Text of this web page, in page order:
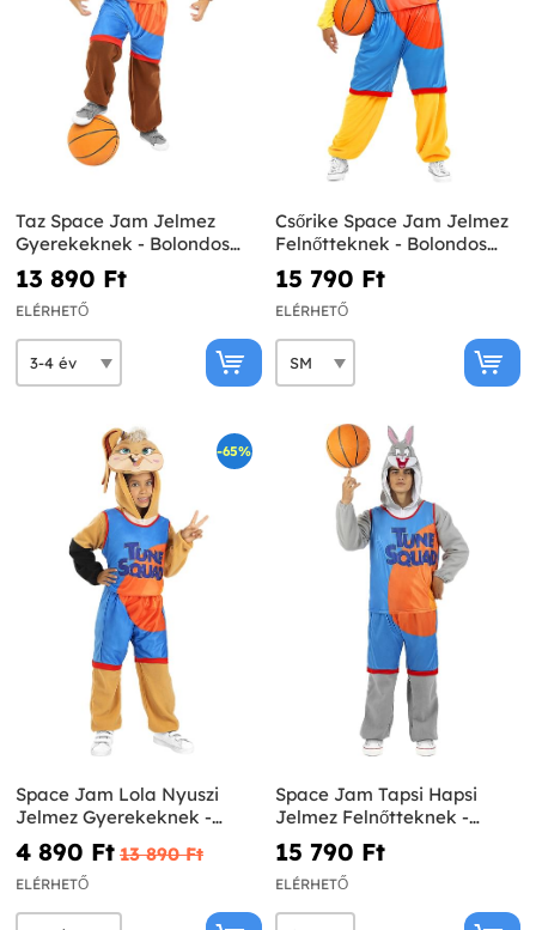
Taz Space Jam Jelmez
Gyerekeknek - Bolondos
Dallamok
13 890 Ft‎
ELÉRHETŐ
Csőrike Space Jam Jelmez
Felnőtteknek - Bolondos
Dallamok
15 790 Ft‎
ELÉRHETŐ
-65%
Space Jam Lola Nyuszi
Jelmez Gyerekeknek -
Bolondos Dallamok
4 890 Ft‎ 13 890 Ft‎
ELÉRHETŐ
Space Jam Tapsi Hapsi
Jelmez Felnőtteknek -
Bolondos Dallamok
15 790 Ft‎
ELÉRHETŐ